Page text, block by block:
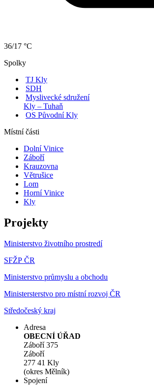
36/17 °C
Spolky
TJ Kly
SDH
Myslivecké sdružení
Kly – Tuhaň
OS Původní Kly
Místní části
Dolní Vinice
Záboří
Krauzovna
Větrušice
Lom
Horní Vinice
Kly
Projekty
Ministerstvo životního prostredí
SFŽP ČR
Ministerstvo průmyslu a obchodu
Ministersterstvo pro místní rozvoj ČR
Středočeský kraj
Adresa
OBECNÍ ÚŘAD
Záboří 375
Záboří
277 41 Kly
(okres Mělník)
Spojení